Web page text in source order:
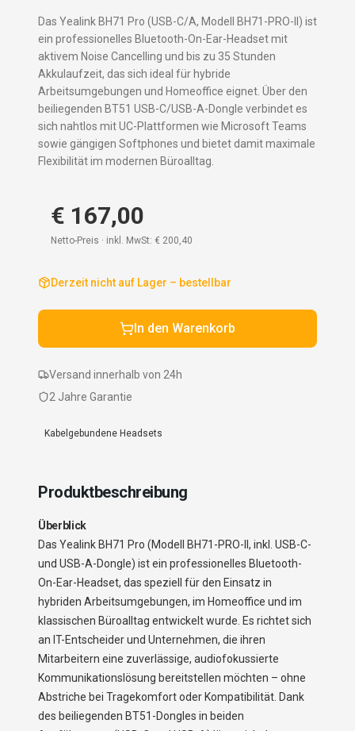
Das Yealink BH71 Pro (USB-C/A, Modell BH71-PRO-II) ist
ein professionelles Bluetooth-On-Ear-Headset mit
aktivem Noise Cancelling und bis zu 35 Stunden
Akkulaufzeit, das sich ideal für hybride
Arbeitsumgebungen und Homeoffice eignet. Über den
beiliegenden BT51 USB-C/USB-A-Dongle verbindet es
sich nahtlos mit UC-Plattformen wie Microsoft Teams
sowie gängigen Softphones und bietet damit maximale
Flexibilität im modernen Büroalltag.
€ 167,00
Netto-Preis · inkl. MwSt: € 200,40
Derzeit nicht auf Lager – bestellbar
In den Warenkorb
Versand innerhalb von 24h
2 Jahre Garantie
Kabelgebundene Headsets
Produktbeschreibung
Überblick
Das Yealink BH71 Pro (Modell BH71-PRO-II, inkl. USB-C-
und USB-A-Dongle) ist ein professionelles Bluetooth-
On-Ear-Headset, das speziell für den Einsatz in
hybriden Arbeitsumgebungen, im Homeoffice und im
klassischen Büroalltag entwickelt wurde. Es richtet sich
an IT-Entscheider und Unternehmen, die ihren
Mitarbeitern eine zuverlässige, audiofokussierte
Kommunikationslösung bereitstellen möchten – ohne
Abstriche bei Tragekomfort oder Kompatibilität. Dank
des beiliegenden BT51-Dongles in beiden